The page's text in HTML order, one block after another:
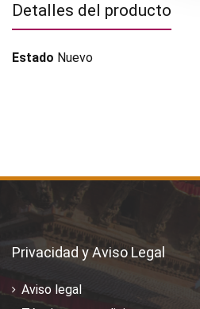
Detalles del producto
Estado Nuevo
Privacidad y Aviso Legal
Aviso legal